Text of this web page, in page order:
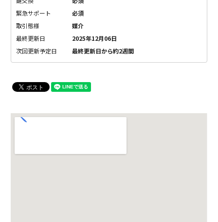
緊急サポート
必須
取引態様
媒介
最終更新日
2025年12月06日
次回更新予定日
最終更新日から約2週間